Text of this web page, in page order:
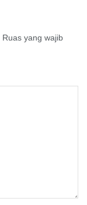
Ruas yang wajib